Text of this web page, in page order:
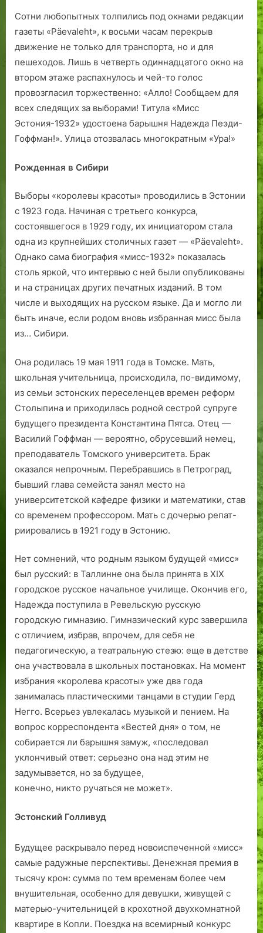
Сотни любопытных толпились под окнами редакции
газеты «Päevaleht», к восьми часам перекрыв
движение не только для транспорта, но и для
пешеходов. Лишь в четверть одиннадцатого окно на
втором этаже распахнулось и чей-то голос
провозгласил торжественно: «Алло! Сообщаем для
всех следящих за выборами! Титула «Мисс
Эстония-1932» удостоена барышня Надежда Пеэди-
Гоффман!». Улица отозвалась многократным «Ура!»
Рожденная в Сибири
Выборы «королевы красоты» проводились в Эстонии
с 1923 года. Начиная с третьего конкурса,
состоявшегося в 1929 году, их инициатором стала
одна из крупнейших столичных газет — «Päevaleht».
Однако сама биография «мисс-1932» показалась
столь яркой, что интервью с ней были опубликованы
и на страницах других печатных изданий. В том
числе и выходящих на русском языке. Да и могло ли
быть иначе, если родом вновь избранная мисс была
из… Сибири.
Она родилась 19 мая 1911 года в Томске. Мать,
школьная учительница, происходила, по-видимому,
из семьи эстонских переселенцев времен реформ
Столыпина и приходилась родной сестрой супруге
будущего президента Константина Пятса. Отец —
Василий Гоффман — вероятно, обрусевший немец,
преподаватель Томского университета. Брак
оказался непрочным. Перебравшись в Петроград,
бывший глава семейста занял место на
университетской кафедре физики и математики, став
со временем профессором. Мать с дочерью репат­
риировались в 1921 году в Эстонию.
Нет сомнений, что родным языком будущей «мисс»
был русский: в Таллинне она была принята в XIX
городское русское начальное училище. Окончив его,
Надежда поступила в Ревельскую русскую
городскую гимназию. Гимназический курс завершила
с отличием, избрав, впрочем, для себя не
педагогическую, а театральную стезю: еще в детстве
она участвовала в школьных постановках. На момент
избрания «королева красоты» уже два года
занималась пластическими танцами в студии Герд
Негго. Всерьез увлекалась музыкой и пением. На
вопрос корреспондента «Вестей дня» о том, не
собирается ли барышня замуж, «последовал
уклончивый ответ: серьезно она над этим не
задумывается, но за будущее,
конечно, никто ручаться не может».
Эстонский Голливуд
Будущее раскрывало перед новоиспеченной «мисс»
самые радужные перспективы. Денежная премия в
тысячу крон: сумма по тем временам более чем
внушительная, особенно для девушки, живущей с
матерью-учительницей в крохотной двухкомнатной
квартире в Копли. Поездка на всемирный конкурс